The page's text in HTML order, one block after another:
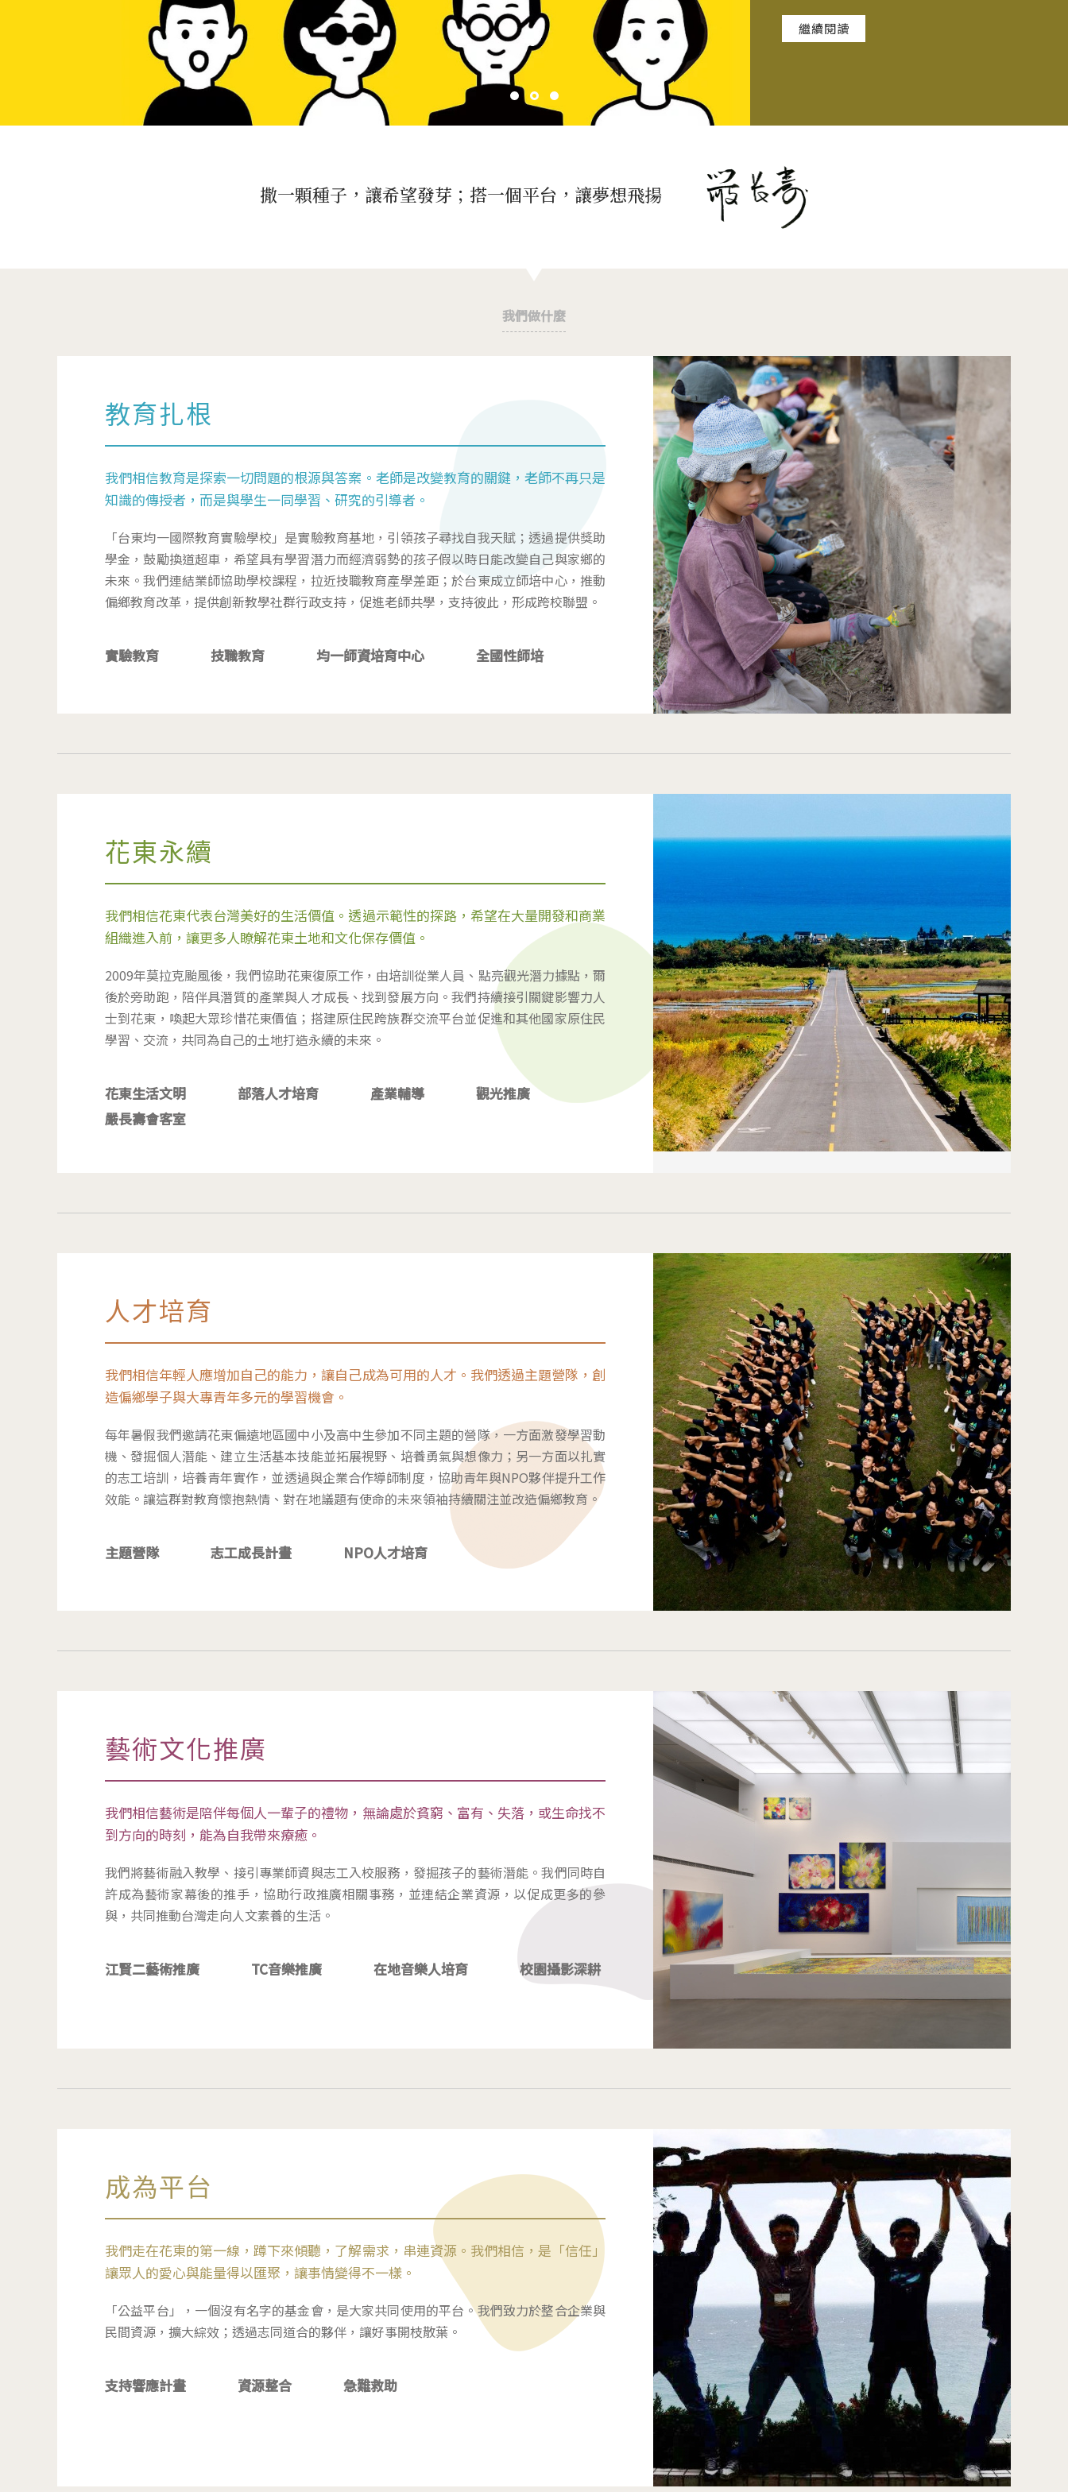
跳脫對孩子單一的目標期許，鼓勵師長們
對未來生活職業型態有更多的理解，一起
前往【傾聽者計畫網站】
繼續閱讀
撒一顆種子，讓希望發芽；搭一個平台，讓夢想飛揚
我們做什麼
教育扎根
我們相信教育是探索一切問題的根源與答案。老師是改變教育的關鍵，老師不再只是
知識的傳授者，而是與學生一同學習、研究的引導者。
「台東均一國際教育實驗學校」是實驗教育基地，引領孩子尋找自我天賦；透過提供獎助
學金，鼓勵換道超車，希望具有學習潛力而經濟弱勢的孩子假以時日能改變自己與家鄉的
未來。我們連結業師協助學校課程，拉近技職教育產學差距；於台東成立師培中心，推動
偏鄉教育改革，提供創新教學社群行政支持，促進老師共學，支持彼此，形成跨校聯盟。
實驗教育 技職教育 均一師資培育中心 全國性師培
花東永續
我們相信花東代表台灣美好的生活價值。透過示範性的探路，希望在大量開發和商業
組織進入前，讓更多人瞭解花東土地和文化保存價值。
2009年莫拉克颱風後，我們協助花東復原工作，由培訓從業人員、點亮觀光潛力據點，爾
後於旁助跑，陪伴具潛質的產業與人才成長、找到發展方向。我們持續接引關鍵影響力人
士到花東，喚起大眾珍惜花東價值；搭建原住民跨族群交流平台並促進和其他國家原住民
學習、交流，共同為自己的土地打造永續的未來。
花東生活文明 部落人才培育 產業輔導
觀光推廣
嚴長壽會客室
人才培育
我們相信年輕人應增加自己的能力，讓自己成為可用的人才。我們透過主題營隊，創
造偏鄉學子與大專青年多元的學習機會。
每年暑假我們邀請花東偏遠地區國中小及高中生參加不同主題的營隊，一方面激發學習動
機、發掘個人潛能、建立生活基本技能並拓展視野、培養勇氣與想像力；另一方面以扎實
的志工培訓，培養青年實作，並透過與企業合作導師制度，協助青年與NPO夥伴提升工作
效能。讓這群對教育懷抱熱情、對在地議題有使命的未來領袖持續關注並改造偏鄉教育。
主題營隊 志工成長計畫 NPO人才培育
藝術文化推廣
我們相信藝術是陪伴每個人一輩子的禮物，無論處於貧窮、富有、失落，或生命找不
到方向的時刻，能為自我帶來療癒。
我們將藝術融入教學、接引專業師資與志工入校服務，發掘孩子的藝術潛能。我們同時自
許成為藝術家幕後的推手，協助行政推廣相關事務，並連結企業資源，以促成更多的參
與，共同推動台灣走向人文素養的生活。
江賢二藝術推廣 TC音樂推廣 在地音樂人培育 校園攝影深耕
成為平台
我們走在花東的第一線，蹲下來傾聽，了解需求，串連資源。我們相信，是「信任」
讓眾人的愛心與能量得以匯聚，讓事情變得不一樣。
「公益平台」，一個沒有名字的基金會，是大家共同使用的平台。我們致力於整合企業與
民間資源，擴大綜效；透過志同道合的夥伴，讓好事開枝散葉。
支持響應計畫 資源整合 急難救助